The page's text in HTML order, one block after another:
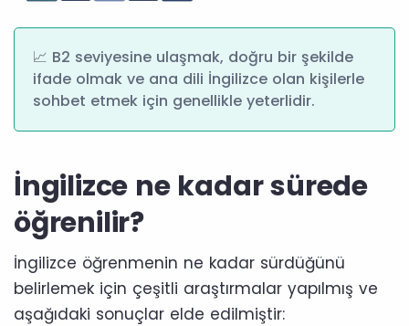
📈 B2 seviyesine ulaşmak, doğru bir şekilde
ifade olmak ve ana dili İngilizce olan kişilerle
sohbet etmek için genellikle yeterlidir.
İngilizce ne kadar sürede
öğrenilir?
İngilizce öğrenmenin ne kadar sürdüğünü
belirlemek için çeşitli araştırmalar yapılmış ve
aşağıdaki sonuçlar elde edilmiştir: